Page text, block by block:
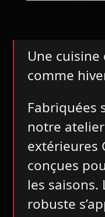
Une
comme
Fabriquées
notre
extérieures
conçues
les
robuste